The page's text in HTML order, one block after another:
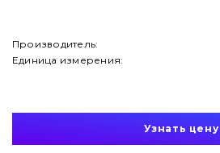
Производитель:
Единица измерения:
Узнать цену